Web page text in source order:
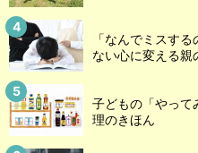
「なんでミスす
ない心に変える親
子どもの「やって
理のきほん